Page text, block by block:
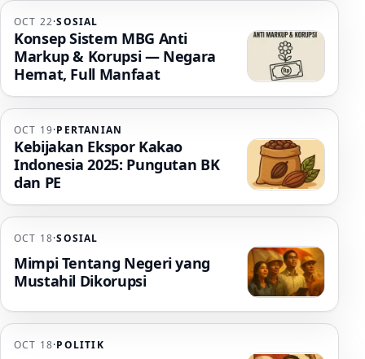
OCT 22·SOSIAL
Konsep Sistem MBG Anti
Markup & Korupsi — Negara
Hemat, Full Manfaat
OCT 19·PERTANIAN
Kebijakan Ekspor Kakao
Indonesia 2025: Pungutan BK
dan PE
OCT 18·SOSIAL
Mimpi Tentang Negeri yang
Mustahil Dikorupsi
OCT 18·POLITIK